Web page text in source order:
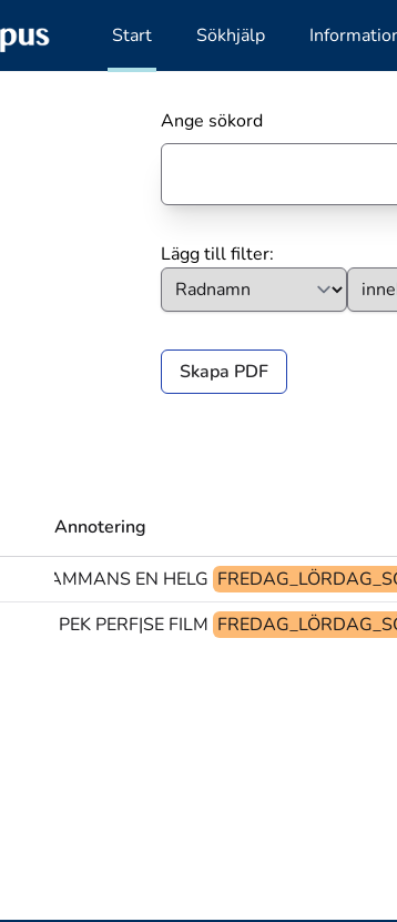
Start Sökhjälp
Ange sökord
Lägg till filter:
Skapa PDF
Annotering
TILLSAMMANS EN HELG
PEK PERF|SE FILM